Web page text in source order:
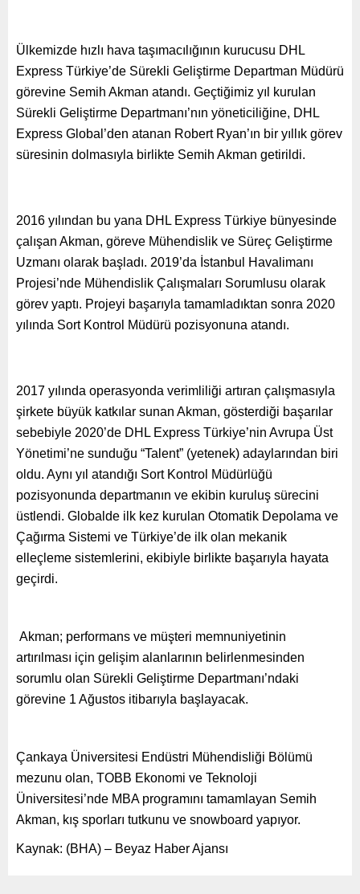
Ülkemizde hızlı hava taşımacılığının kurucusu DHL
Express Türkiye’de Sürekli Geliştirme Departman Müdürü
görevine Semih Akman atandı. Geçtiğimiz yıl kurulan
Sürekli Geliştirme Departmanı’nın yöneticiliğine, DHL
Express Global’den atanan Robert Ryan’ın bir yıllık görev
süresinin dolmasıyla birlikte Semih Akman getirildi.
2016 yılından bu yana DHL Express Türkiye bünyesinde
çalışan Akman, göreve Mühendislik ve Süreç Geliştirme
Uzmanı olarak başladı. 2019’da İstanbul Havalimanı
Projesi’nde Mühendislik Çalışmaları Sorumlusu olarak
görev yaptı. Projeyi başarıyla tamamladıktan sonra 2020
yılında Sort Kontrol Müdürü pozisyonuna atandı.
2017 yılında operasyonda verimliliği artıran çalışmasıyla
şirkete büyük katkılar sunan Akman, gösterdiği başarılar
sebebiyle 2020’de DHL Express Türkiye’nin Avrupa Üst
Yönetimi’ne sunduğu “Talent” (yetenek) adaylarından biri
oldu. Aynı yıl atandığı Sort Kontrol Müdürlüğü
pozisyonunda departmanın ve ekibin kuruluş sürecini
üstlendi. Globalde ilk kez kurulan Otomatik Depolama ve
Çağırma Sistemi ve Türkiye’de ilk olan mekanik
elleçleme sistemlerini, ekibiyle birlikte başarıyla hayata
geçirdi.
Akman; performans ve müşteri memnuniyetinin
artırılması için gelişim alanlarının belirlenmesinden
sorumlu olan Sürekli Geliştirme Departmanı’ndaki
görevine 1 Ağustos itibarıyla başlayacak.
Çankaya Üniversitesi Endüstri Mühendisliği Bölümü
mezunu olan, TOBB Ekonomi ve Teknoloji
Üniversitesi’nde MBA programını tamamlayan Semih
Akman, kış sporları tutkunu ve snowboard yapıyor.
Kaynak: (BHA) – Beyaz Haber Ajansı